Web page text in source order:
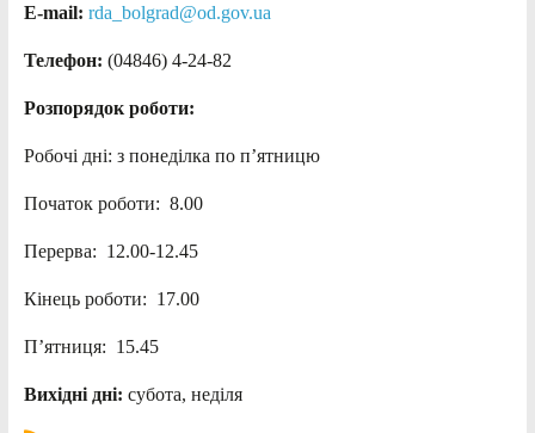
E-mail: rda_bolgrad@od.gov.ua
Телефон: (04846) 4-24-82
Розпорядок роботи:
Робочі дні: з понеділка по п’ятницю
Початок роботи: 8.00
Перерва: 12.00-12.45
Кінець роботи: 17.00
П’ятниця: 15.45
Вихідні дні: субота, неділя